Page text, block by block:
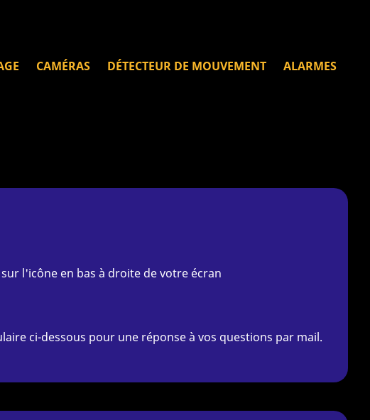
CAMÉRAS DÉTECTEUR DE MOUVEMENT
ALARMES
l'icône en bas à droite de votre écran
ci-dessous pour une réponse à vos questions par mail.